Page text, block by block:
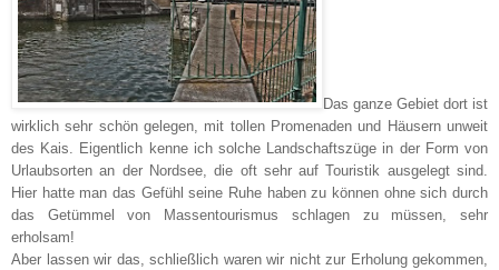
Das ganze Gebiet dort ist
wirklich sehr schön gelegen, mit tollen Promenaden und Häusern unweit
des Kais. Eigentlich kenne ich solche Landschaftszüge in der Form von
Urlaubsorten an der Nordsee, die oft sehr auf Touristik ausgelegt sind.
Hier hatte man das Gefühl seine Ruhe haben zu können ohne sich durch
das Getümmel von Massentourismus schlagen zu müssen, sehr
erholsam!
Aber lassen wir das, schließlich waren wir nicht zur Erholung gekommen,